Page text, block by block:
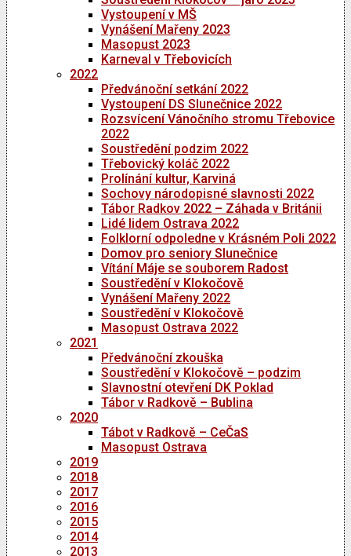
Vystoupení v MŠ
Vynášení Mařeny 2023
Masopust 2023
Karneval v Třebovicích
2022
Předvánoční setkání 2022
Vystoupení DS Slunečnice 2022
Rozsvícení Vánočního stromu Třebovice
2022
Soustředění podzim 2022
Třebovický koláč 2022
Prolínání kultur, Karviná
Sochovy národopisné slavnosti 2022
Tábor Radkov 2022 – Záhada v Británii
Lidé lidem Ostrava 2022
Folklorní odpoledne v Krásném Poli 2022
Domov pro seniory Slunečnice
Vítání Máje se souborem Radost
Soustředění v Klokočově
Vynášení Mařeny 2022
Soustředění v Klokočově
Masopust Ostrava 2022
2021
Předvánoční zkouška
Soustředění v Klokočově – podzim
Slavnostní otevření DK Poklad
Tábor v Radkově – Bublina
2020
Tábot v Radkově – CeČaS
Masopust Ostrava
2019
2018
2017
2016
2015
2014
2013